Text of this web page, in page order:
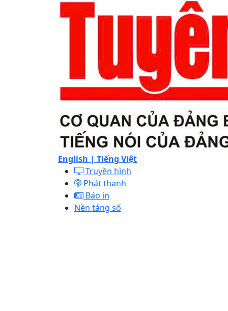
English | Tiếng Việt
Truyền hình
Phát thanh
Báo in
Nền tảng số